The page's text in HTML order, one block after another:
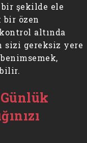
şekilde ele
bir özen
altında
sizi gereksiz yere